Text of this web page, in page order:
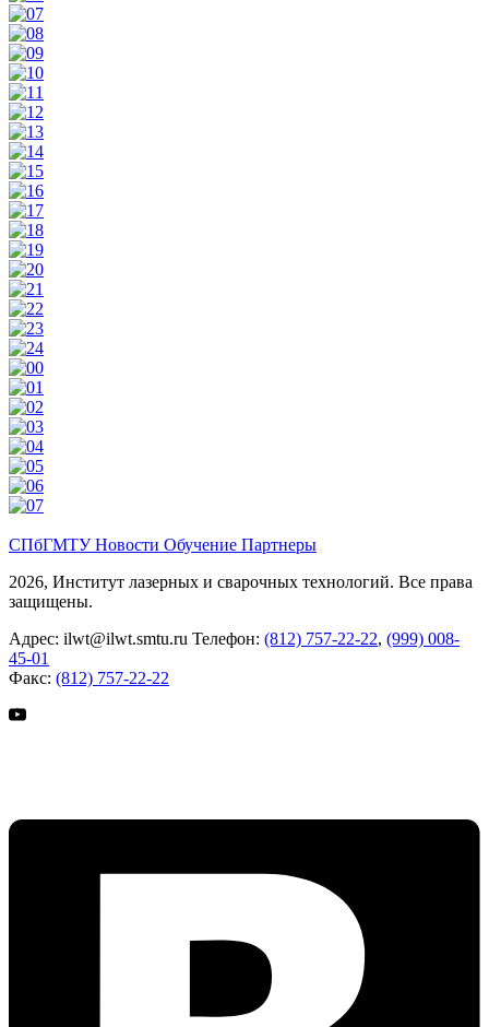
СПбГМТУНовости Обучение Партнеры
2026, Институт лазерных и сварочных технологий. Все права
защищены.
Адрес: ilwt@ilwt.smtu.ru Телефон: (812) 757-22-22, (999) 008-
45-01
Факс: (812) 757-22-22